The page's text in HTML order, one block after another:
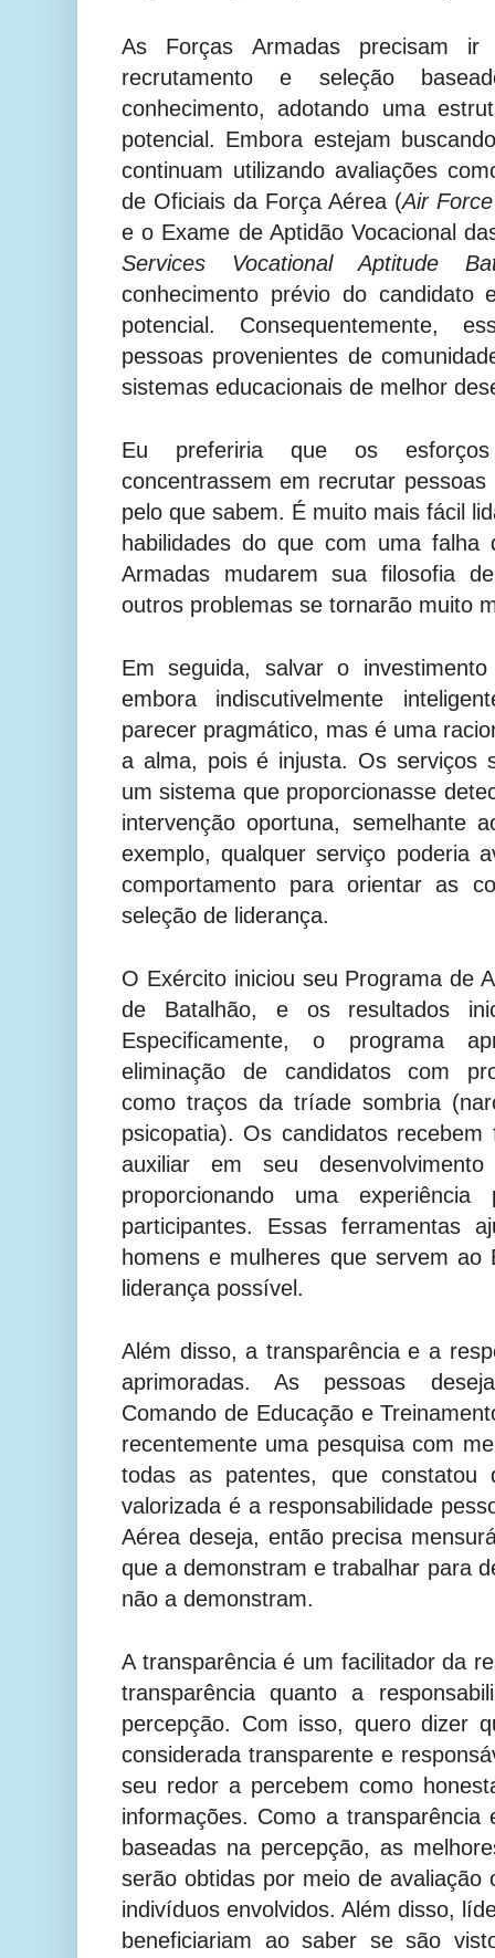
As Forças Armadas precisam
recrutamento e seleção
conhecimento, adotando uma
potencial. Embora estejam
continuam utilizando avaliações
de Oficiais da Força Aérea (Air
e o Exame de Aptidão Vocacional
Services Vocational Aptitude
conhecimento prévio do candidato
potencial. Consequentemente,
pessoas provenientes de
sistemas educacionais de melhor
Eu preferiria que os
concentrassem em recrutar
pelo que sabem. É muito mais fácil
habilidades do que com uma
Armadas mudarem sua filosofia
outros problemas se tornarão muito
Em seguida, salvar o
embora indiscutivelmente
parecer pragmático, mas é uma
a alma, pois é injusta. Os serviços
um sistema que proporcionasse
intervenção oportuna, semelhante
exemplo, qualquer serviço poderia
comportamento para orientar as
seleção de liderança.
O Exército iniciou seu Programa de
de Batalhão, e os resultados
Especificamente, o programa
eliminação de candidatos com
como traços da tríade sombria
psicopatia). Os candidatos
auxiliar em seu
proporcionando uma
participantes. Essas ferramentas
homens e mulheres que servem ao
liderança possível.
Além disso, a transparência e a
aprimoradas. As pessoas
Comando de Educação e
recentemente uma pesquisa com
todas as patentes, que constatou
valorizada é a responsabilidade
Aérea deseja, então precisa
que a demonstram e trabalhar para
não a demonstram.
A transparência é um facilitador da
transparência quanto a
percepção. Com isso, quero dizer
considerada transparente e
seu redor a percebem como
informações. Como a transparência
baseadas na percepção, as
serão obtidas por meio de avaliação
indivíduos envolvidos. Além disso,
beneficiariam ao saber se são